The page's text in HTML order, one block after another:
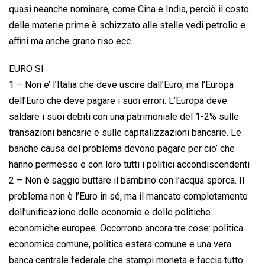
quasi neanche nominare, come Cina e India, perciò il costo
delle materie prime è schizzato alle stelle vedi petrolio e
affini ma anche grano riso ecc.
EURO SI
1 – Non e’ l’Italia che deve uscire dall’Euro, ma l’Europa
dell’Euro che deve pagare i suoi errori. L’Europa deve
saldare i suoi debiti con una patrimoniale del 1-2% sulle
transazioni bancarie e sulle capitalizzazioni bancarie. Le
banche causa del problema devono pagare per cio’ che
hanno permesso e con loro tutti i politici accondiscendenti
2 – Non è saggio buttare il bambino con l’acqua sporca. Il
problema non è l’Euro in sé, ma il mancato completamento
dell’unificazione delle economie e delle politiche
economiche europee. Occorrono ancora tre cose: politica
economica comune, politica estera comune e una vera
banca centrale federale che stampi moneta e faccia tutto